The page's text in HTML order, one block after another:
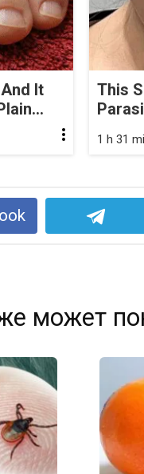
It
This
1 h 31
может